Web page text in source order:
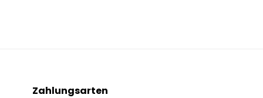
Zahlungsarten